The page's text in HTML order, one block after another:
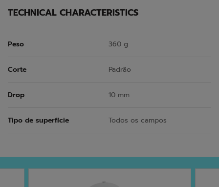
TECHNICAL CHARACTERISTICS
Peso 360 g
Corte Padrão
Drop 10 mm
Tipo de superfície Todos os campos